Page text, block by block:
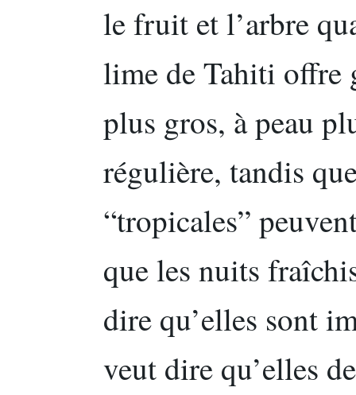
le fruit et l’arbre
lime de Tahiti offre
plus gros, à peau
régulière, tandis
“tropicales”
que les nuits
dire qu’elles sont
veut dire qu’elles